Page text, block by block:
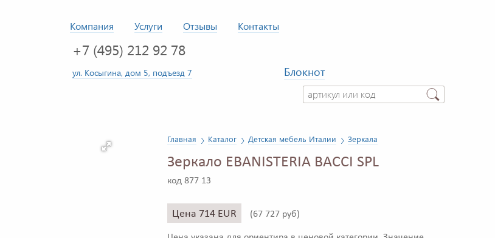
Компания Услуги Отзывы Контакты
+7 (495) 212 92 78
ул. Косыгина, дом 5, подъезд 7
Блокнот
Главная Каталог Детская мебель Италии Зеркала
Зеркало EBANISTERIA BACCI SPL
код 877 13
Цена 714 EUR (67 727 руб)